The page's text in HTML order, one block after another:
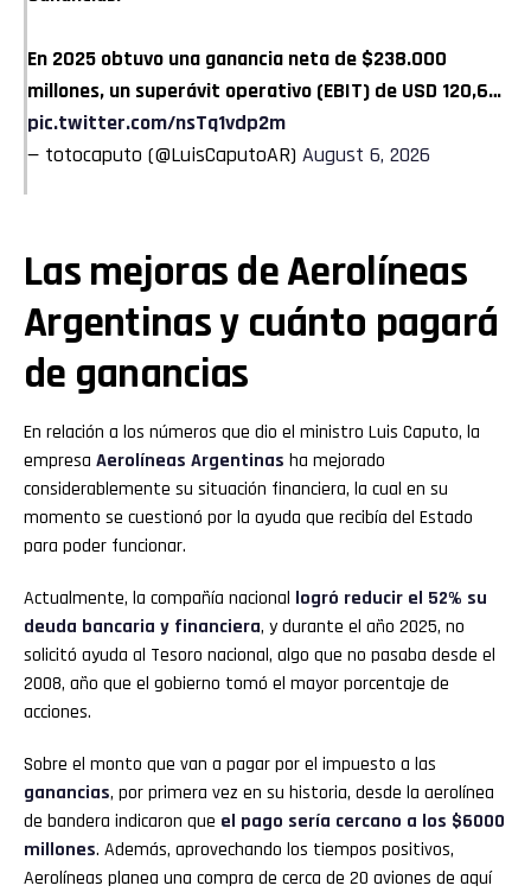
En 2025 obtuvo una ganancia neta de $238.000
millones, un superávit operativo (EBIT) de USD 120,6…
pic.twitter.com/nsTq1vdp2m
— totocaputo (@LuisCaputoAR) August 6, 2026
Las mejoras de Aerolíneas
Argentinas y cuánto pagará
de ganancias
En relación a los números que dio el ministro Luis Caputo, la
empresa Aerolíneas Argentinas ha mejorado
considerablemente su situación financiera, la cual en su
momento se cuestionó por la ayuda que recibía del Estado
para poder funcionar.
Actualmente, la compañía nacional logró reducir el 52% su
deuda bancaria y financiera, y durante el año 2025, no
solicitó ayuda al Tesoro nacional, algo que no pasaba desde el
2008, año que el gobierno tomó el mayor porcentaje de
acciones.
Sobre el monto que van a pagar por el impuesto a las
ganancias, por primera vez en su historia, desde la aerolínea
de bandera indicaron que el pago sería cercano a los $6000
millones. Además, aprovechando los tiempos positivos,
Aerolíneas planea una compra de cerca de 20 aviones de aquí